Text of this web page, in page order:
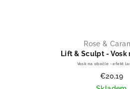
Rose &
Lift & Sculpt - Vosk
Vosk na obočie - efekt
€20,19